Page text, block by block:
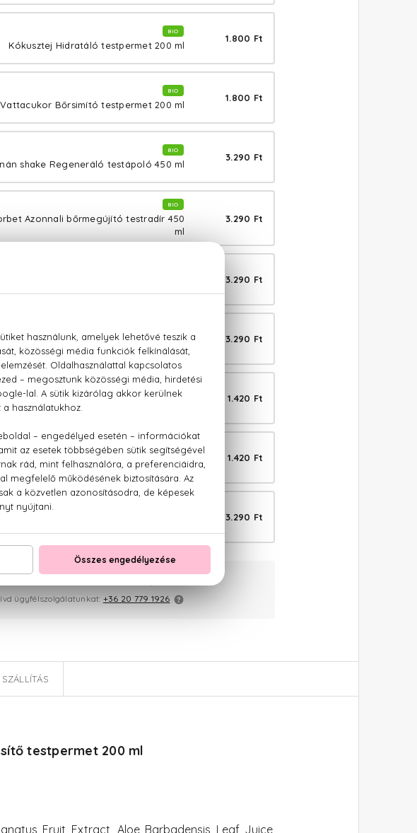
BIO
Kókusztej Hidratáló testpermet 200 ml
1.800 Ft
BIO
Vattacukor Bőrsimító testpermet 200 ml
1.800 Ft
BIO
shake Regeneráló testápoló 450 ml
3.290 Ft
BIO
Azonnali bőrmegújító testradír 450
ml
3.290 Ft
3.290 Ft
Vaníliahab Hidratáló testápoló 450 ml
3.290 Ft
BIO
Kókuszvíz Bőrpuhító tusfürdő 280 ml
1.420 Ft
BIO
Hangulatjavító tusfürdő 280 ml
1.420 Ft
3.290 Ft
ügyfélszolgálatunkat: +36 20 779 1926
SZÁLLÍTÁS
testpermet 200 ml
Fruit Extract, Aloe Barbadensis Leaf Juice,